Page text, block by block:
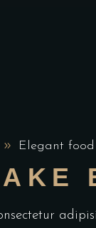
Elegant food